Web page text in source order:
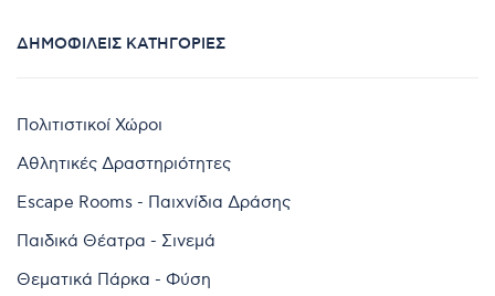
ΔΗΜΟΦΙΛΕΊΣ ΚΑΤΗΓΟΡΊΕΣ
Πολιτιστικοί Χώροι
Αθλητικές Δραστηριότητες
Escape Rooms - Παιχνίδια Δράσης
Παιδικά Θέατρα - Σινεμά
Θεματικά Πάρκα - Φύση